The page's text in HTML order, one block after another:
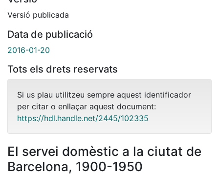
Versió publicada
Data de publicació
2016-01-20
Tots els drets reservats
Si us plau utilitzeu sempre aquest identificador
per citar o enllaçar aquest document:
https://hdl.handle.net/2445/102335
El servei domèstic a la ciutat de
Barcelona, 1900-1950